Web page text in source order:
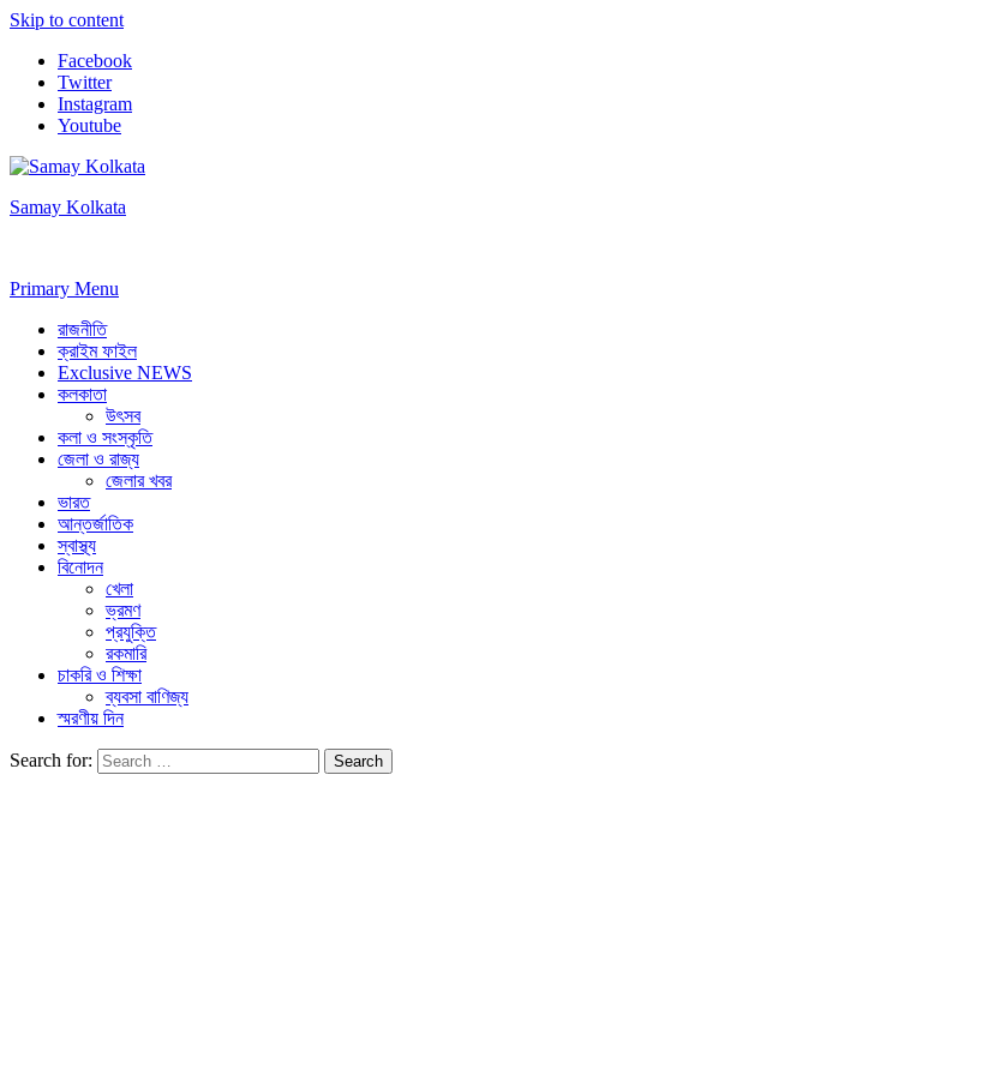
Skip to content
Facebook
Twitter
Instagram
Youtube
Samay Kolkata
Primary Menu
রাজনীতি
ক্রাইম ফাইল
Exclusive NEWS
কলকাতা
উৎসব
কলা ও সংস্কৃতি
জেলা ও রাজ্য
জেলার খবর
ভারত
আন্তর্জাতিক
স্বাস্থ্য
বিনোদন
খেলা
ভ্রমণ
প্রযুক্তি
রকমারি
চাকরি ও শিক্ষা
ব্যবসা বাণিজ্য
স্মরণীয় দিন
Search for: